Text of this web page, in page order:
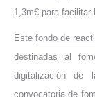
1,3m€ para facilitar
Este fondo de
destinadas al
digitalización de
convocatoria de